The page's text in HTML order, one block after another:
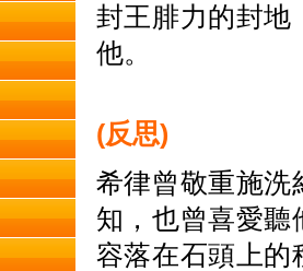
封王腓力的封地
他。
(反思)
希律曾敬重施洗
知，也曾喜愛聽
容落在石頭上的